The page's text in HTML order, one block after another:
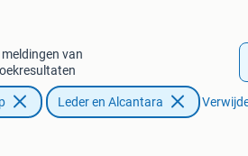
van
Leder en Alcantara